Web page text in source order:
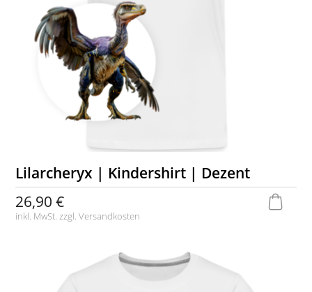
Lilarcheryx | Kindershirt | Dezent
26,90 €
inkl. MwSt. zzgl.Versandkosten